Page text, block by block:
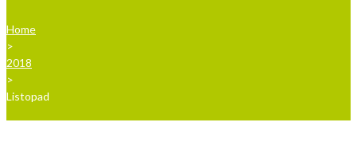
Home
>
2018
>
Listopad